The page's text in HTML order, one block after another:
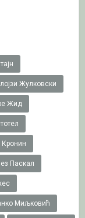
Жулковски
Жид
Паскал
Миљковић